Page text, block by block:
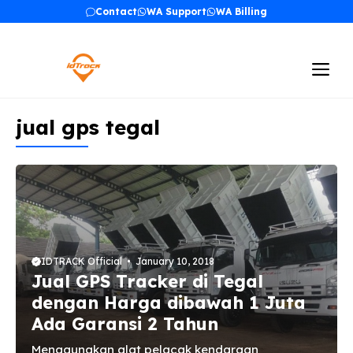
Contact WA Support WA Billing
jual gps tegal
IDTRACK Official January 10, 2018
Jual GPS Tracker di Tegal
dengan Harga dibawah 1 Juta
Ada Garansi 2 Tahun
Menggunakan alat pelacak kendaraan